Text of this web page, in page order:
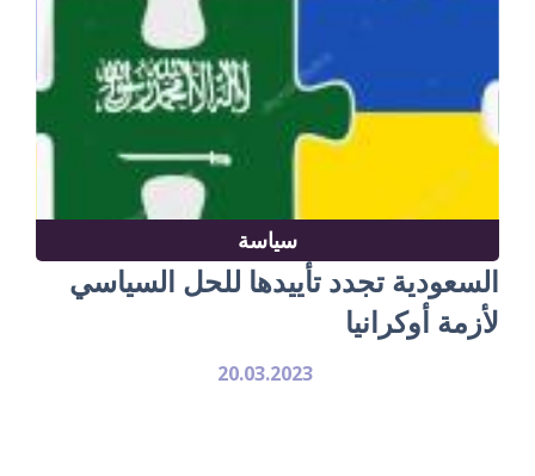
سياسة
السعودية تجدد تأييدها للحل السياسي
لأزمة أوكرانيا
20.03.2023